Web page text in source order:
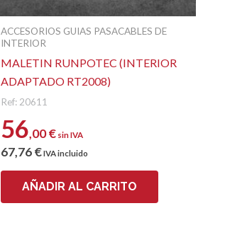
ACCESORIOS GUIAS PASACABLES DE
INTERIOR
MALETIN RUNPOTEC (INTERIOR
ADAPTADO RT2008)
Ref: 20611
56,00€ sin IVA
67,76€IVA incluido
AÑADIR AL CARRITO